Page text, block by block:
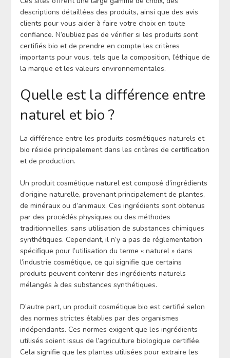
descriptions détaillées des produits, ainsi que des avis
clients pour vous aider à faire votre choix en toute
confiance. N’oubliez pas de vérifier si les produits sont
certifiés bio et de prendre en compte les critères
importants pour vous, tels que la composition, l’éthique de
la marque et les valeurs environnementales.
Quelle est la différence entre
naturel et bio ?
La différence entre les produits cosmétiques naturels et
bio réside principalement dans les critères de certification
et de production.
Un produit cosmétique naturel est composé d’ingrédients
d’origine naturelle, provenant principalement de plantes,
de minéraux ou d’animaux. Ces ingrédients sont obtenus
par des procédés physiques ou des méthodes
traditionnelles, sans utilisation de substances chimiques
synthétiques. Cependant, il n’y a pas de réglementation
spécifique pour l’utilisation du terme « naturel » dans
l’industrie cosmétique, ce qui signifie que certains
produits peuvent contenir des ingrédients naturels
mélangés à des substances synthétiques.
D’autre part, un produit cosmétique bio est certifié selon
des normes strictes établies par des organismes
indépendants. Ces normes exigent que les ingrédients
utilisés soient issus de l’agriculture biologique certifiée.
Cela signifie que les plantes utilisées pour extraire les